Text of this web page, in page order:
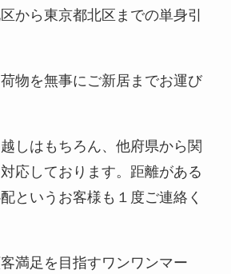
から東京都北区までの単身引
物を無事にご新居までお運び
しはもちろん、他府県から関
応しております。距離がある
というお客様も１度ご連絡く
満足を目指すワンワンマー